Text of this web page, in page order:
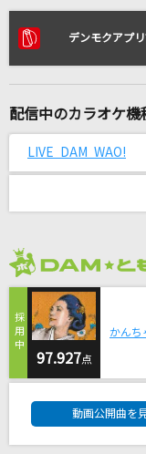
リアル
コンビニ
[生音]夢をかな
mao
[生音]Glass
河村隆一
デンモクアプ
配信中のカラオケ機
LIVE DAM WAO!
97.927点
かんち
動画公開曲を